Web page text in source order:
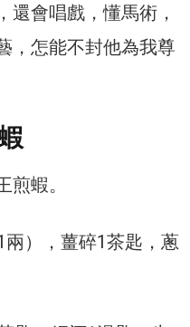
還會唱戲，懂馬術，
，怎能不封他為我尊
蝦。
），薑碎1茶匙，蔥